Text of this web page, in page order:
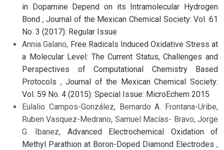
in Dopamine Depend on its Intramolecular Hydrogen
Bond ,Journal of the Mexican Chemical Society: Vol. 61
No. 3 (2017): Regular Issue
Annia Galano, Free Radicals Induced Oxidative Stress at
a Molecular Level: The Current Status, Challenges and
Perspectives of Computational Chemistry Based
Protocols ,Journal of the Mexican Chemical Society:
Vol. 59 No. 4 (2015): Special Issue: MicroEchem 2015
Eulalio Campos-González, Bernardo A. Frontana-Uribe,
Ruben Vasquez-Medrano, Samuel Macías- Bravo, Jorge
G. Ibanez, Advanced Electrochemical Oxidation of
Methyl Parathion at Boron-Doped Diamond Electrodes ,